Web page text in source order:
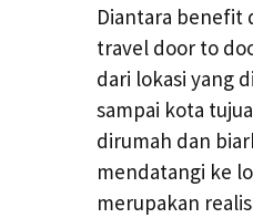
Diantara benefit
travel door to
dari lokasi yang
sampai kota
dirumah dan
mendatangi ke
merupakan